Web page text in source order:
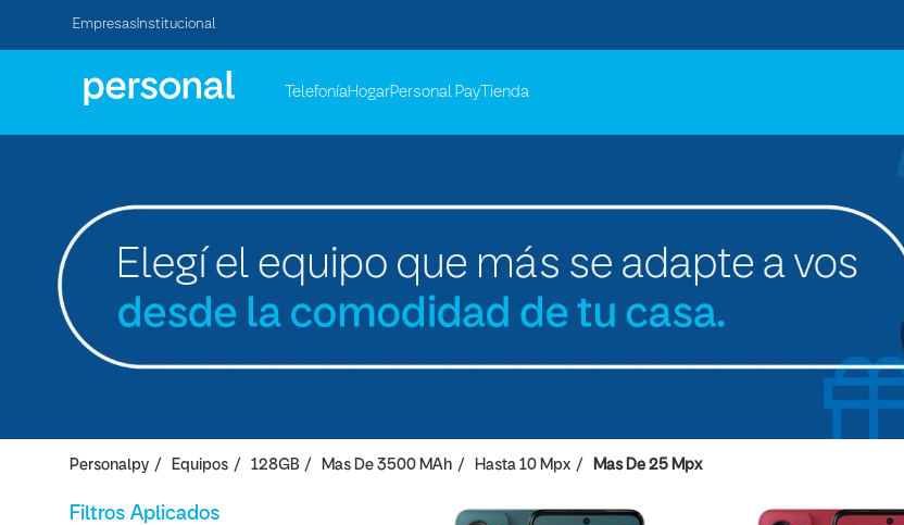
Empresas Institucional
TelefoníaHogarPersonal Pay Tienda
Personalpy Equipos 128GB Mas De 3500 MAh Hasta 10 Mpx Mas De 25 Mpx
Filtros Aplicados